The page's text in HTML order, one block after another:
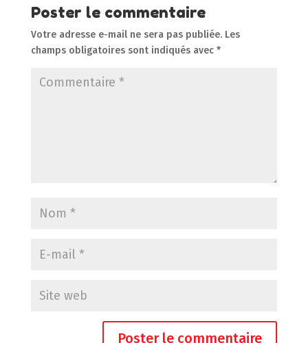
Poster le commentaire
Votre adresse e-mail ne sera pas publiée. Les
champs obligatoires sont indiqués avec *